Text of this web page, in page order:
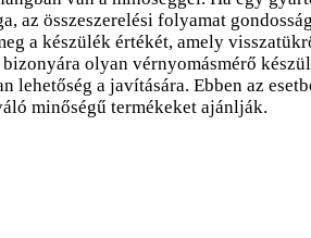
az összeszerelési folyamat
a készülék értékét, amely
olyan vérnyomásmérő
lehetőség a javítására. Ebben az
minőségű termékeket ajánlják.